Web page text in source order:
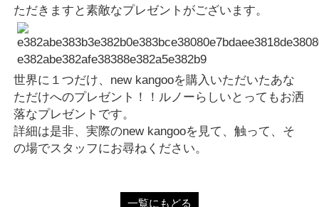
ただきますと素敵なプレゼントがございます。
世界に１つだけ、new kangooを購入いただいたあな
ただけへのプレゼント！！ルノーらしいとってもお洒
落なプレゼントです。
詳細は是非、実際のnew kangooを見て、触って、そ
の場でスタッフにお尋ねください。
一覧にもどる